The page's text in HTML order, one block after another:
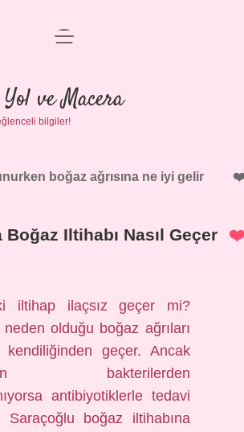
Anasayfa
Gizlilik Politikası
Yasal Uyarı
menüyü
Yol ve Macera
bilgiler!
boğaz ağrısına ne iyi gelir
Boğaz Iltihabı Nasıl Geçer
iltihap ilaçsız geçer mi?
olduğu boğaz ağrıları
kendiliğinden geçer. Ancak
bakterilerden
antibiyotiklerle tedavi
Saraçoğlu boğaz iltihabına